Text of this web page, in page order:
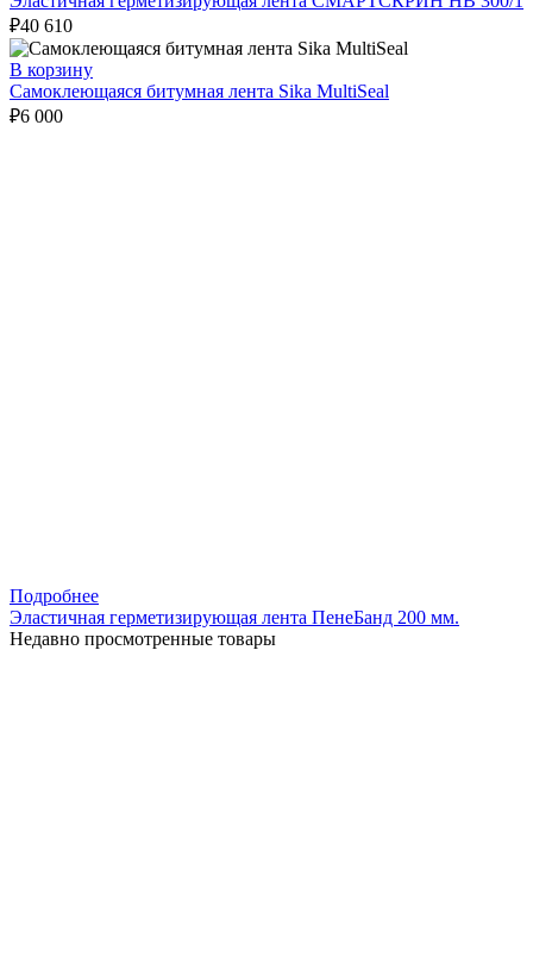
₽40 610
В корзину
Самоклеющаяся битумная лента Sika MultiSeal
₽6 000
Подробнее
Эластичная герметизирующая лента ПенеБанд 200 мм.
Недавно просмотренные товары